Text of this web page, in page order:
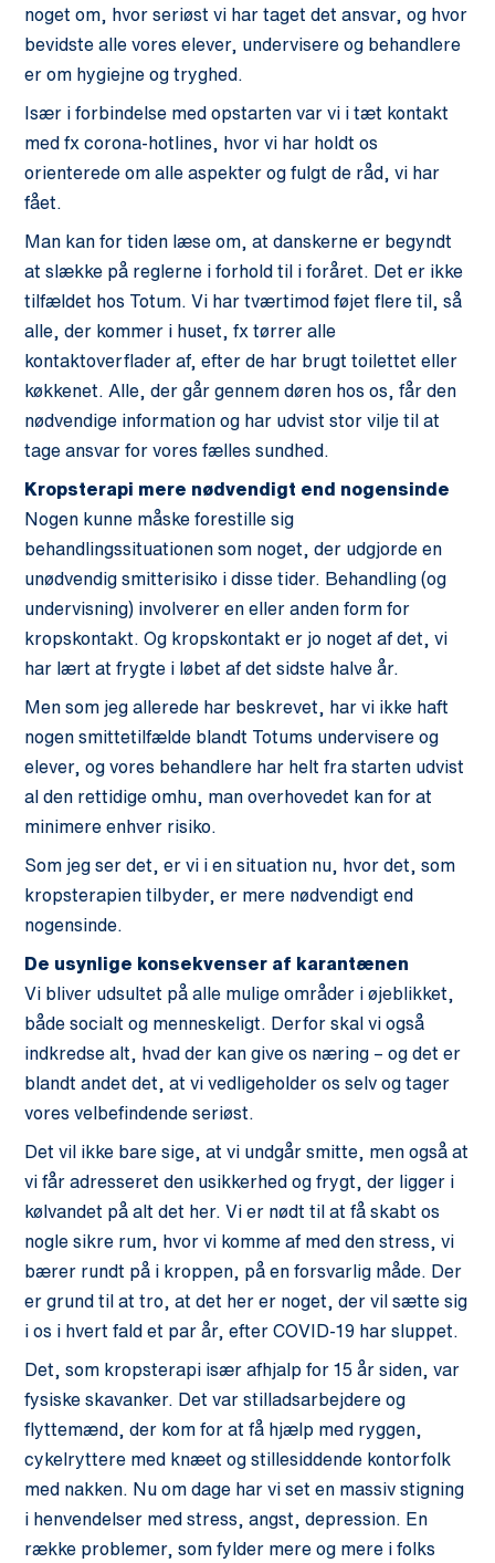
noget om, hvor seriøst vi har taget det ansvar, og hvor
bevidste alle vores elever, undervisere og behandlere
er om hygiejne og tryghed.
Især i forbindelse med opstarten var vi i tæt kontakt
med fx corona-hotlines, hvor vi har holdt os
orienterede om alle aspekter og fulgt de råd, vi har
fået.
Man kan for tiden læse om, at danskerne er begyndt
at slække på reglerne i forhold til i foråret. Det er ikke
tilfældet hos Totum. Vi har tværtimod føjet flere til, så
alle, der kommer i huset, fx tørrer alle
kontaktoverflader af, efter de har brugt toilettet eller
køkkenet. Alle, der går gennem døren hos os, får den
nødvendige information og har udvist stor vilje til at
tage ansvar for vores fælles sundhed.
Kropsterapi mere nødvendigt end nogensinde
Nogen kunne måske forestille sig
behandlingssituationen som noget, der udgjorde en
unødvendig smitterisiko i disse tider. Behandling (og
undervisning) involverer en eller anden form for
kropskontakt. Og kropskontakt er jo noget af det, vi
har lært at frygte i løbet af det sidste halve år.
Men som jeg allerede har beskrevet, har vi ikke haft
nogen smittetilfælde blandt Totums undervisere og
elever, og vores behandlere har helt fra starten udvist
al den rettidige omhu, man overhovedet kan for at
minimere enhver risiko.
Som jeg ser det, er vi i en situation nu, hvor det, som
kropsterapien tilbyder, er mere nødvendigt end
nogensinde.
De usynlige konsekvenser af karantænen
Vi bliver udsultet på alle mulige områder i øjeblikket,
både socialt og menneskeligt. Derfor skal vi også
indkredse alt, hvad der kan give os næring – og det er
blandt andet det, at vi vedligeholder os selv og tager
vores velbefindende seriøst.
Det vil ikke bare sige, at vi undgår smitte, men også at
vi får adresseret den usikkerhed og frygt, der ligger i
kølvandet på alt det her. Vi er nødt til at få skabt os
nogle sikre rum, hvor vi komme af med den stress, vi
bærer rundt på i kroppen, på en forsvarlig måde. Der
er grund til at tro, at det her er noget, der vil sætte sig
i os i hvert fald et par år, efter COVID-19 har sluppet.
Det, som kropsterapi især afhjalp for 15 år siden, var
fysiske skavanker. Det var stilladsarbejdere og
flyttemænd, der kom for at få hjælp med ryggen,
cykelryttere med knæet og stillesiddende kontorfolk
med nakken. Nu om dage har vi set en massiv stigning
i henvendelser med stress, angst, depression. En
række problemer, som fylder mere og mere i folks